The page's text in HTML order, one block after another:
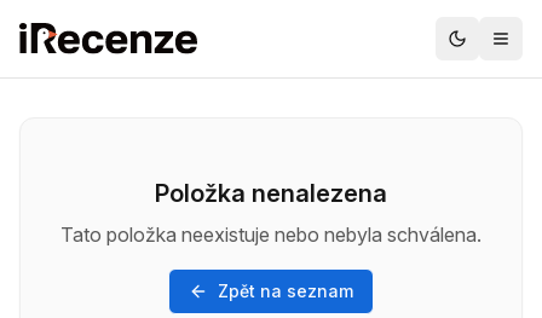
Položka nenalezena
Tato položka neexistuje nebo nebyla schválena.
Zpět na seznam